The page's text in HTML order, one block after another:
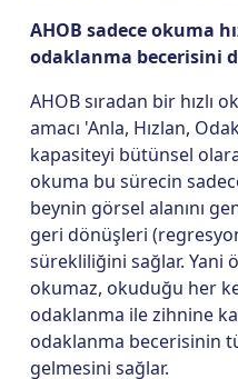
AHOB sadece okuma
odaklanma becerisini
AHOB sıradan bir hızlı
amacı 'Anla, Hızlan,
kapasiteyi bütünsel
okuma bu sürecin
beynin görsel alanını
geri dönüşleri
sürekliliğini sağlar. Yani
okumaz, okuduğu her
odaklanma ile zihnine
odaklanma becerisinin
gelmesini sağlar.